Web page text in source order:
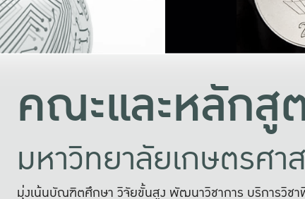
คณะและหลักสู
มหาวิทยาลัยเกษตรศา
มุ่งเน้นบัณฑิตศึกษา วิจัยขั้นสูง พัฒนาวิชาการ บริการวิช